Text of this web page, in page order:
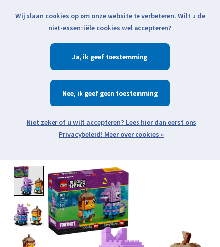
Klik voor actuele verzendinformatie...
Verlanglijst
Zoeken
Open webshop menu
Product image slideshow Items
Wij slaan cookies op om onze website te verbeteren. Wilt u de
niet-essentiële cookies wel accepteren?
Ja
Nee
Meer over cookies »